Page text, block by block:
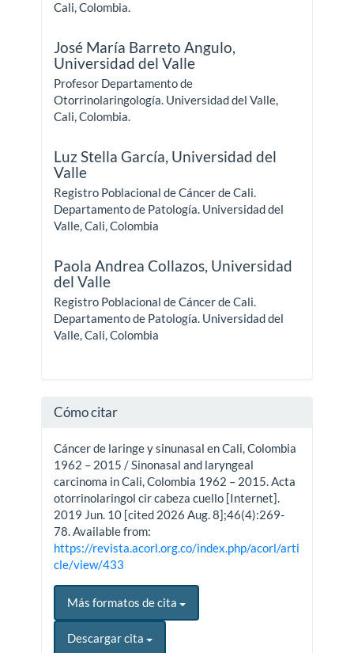
Cali, Colombia.
José María Barreto Angulo,
Universidad del Valle
Profesor Departamento de
Otorrinolaringología. Universidad del Valle,
Cali, Colombia.
Luz Stella García, Universidad del
Valle
Registro Poblacional de Cáncer de Cali.
Departamento de Patología. Universidad del
Valle, Cali, Colombia
Paola Andrea Collazos, Universidad
del Valle
Registro Poblacional de Cáncer de Cali.
Departamento de Patología. Universidad del
Valle, Cali, Colombia
Cómo citar
Cáncer de laringe y sinunasal en Cali, Colombia
1962 – 2015 / Sinonasal and laryngeal
carcinoma in Cali, Colombia 1962 – 2015. Acta
otorrinolaringol cir cabeza cuello [Internet].
2019 Jun. 10 [cited 2026 Aug. 8];46(4):269-
78. Available from:
https://revista.acorl.org.co/index.php/acorl/arti
cle/view/433
Más formatos de cita
Descargar cita